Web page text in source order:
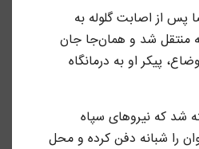
پس از اصابت گلوله به
منتقل شد و همان‌جا جان
پیکر او به درمانگاه
شد که نیروهای سپاه
را شبانه دفن کرده و محل